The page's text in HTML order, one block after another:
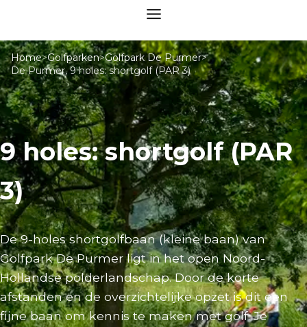
Home>Golfparken>Golfpark De Purmer>
De Purmer, 9 holes: shortgolf (PAR 3)
9 holes: shortgolf (PAR
3)
De 9-holes shortgolfbaan (kleine baan) van
Golfpark De Purmer ligt in het open Noord-
Hollandse polderlandschap. Door de korte
afstanden en de overzichtelijke opzet is dit een
fijne baan om kennis te maken met golf. Je